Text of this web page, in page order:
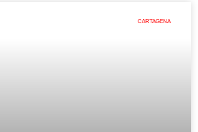
CARTAGENA